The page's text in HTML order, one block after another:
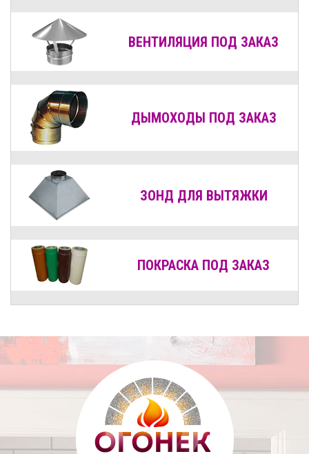
ВЕНТИЛЯЦИЯ ПОД ЗАКАЗ
ДЫМОХОДЫ ПОД ЗАКАЗ
ЗОНД ДЛЯ ВЫТЯЖКИ
ПОКРАСКА ПОД ЗАКАЗ